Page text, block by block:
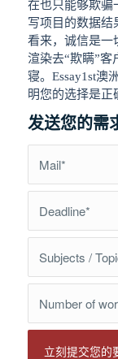
在也只能够欺骗
写项目的数据结
看来，诚信是一
渲染去“欺瞒”客
寝。Essay1st澳
明您的选择是正
发送您的需